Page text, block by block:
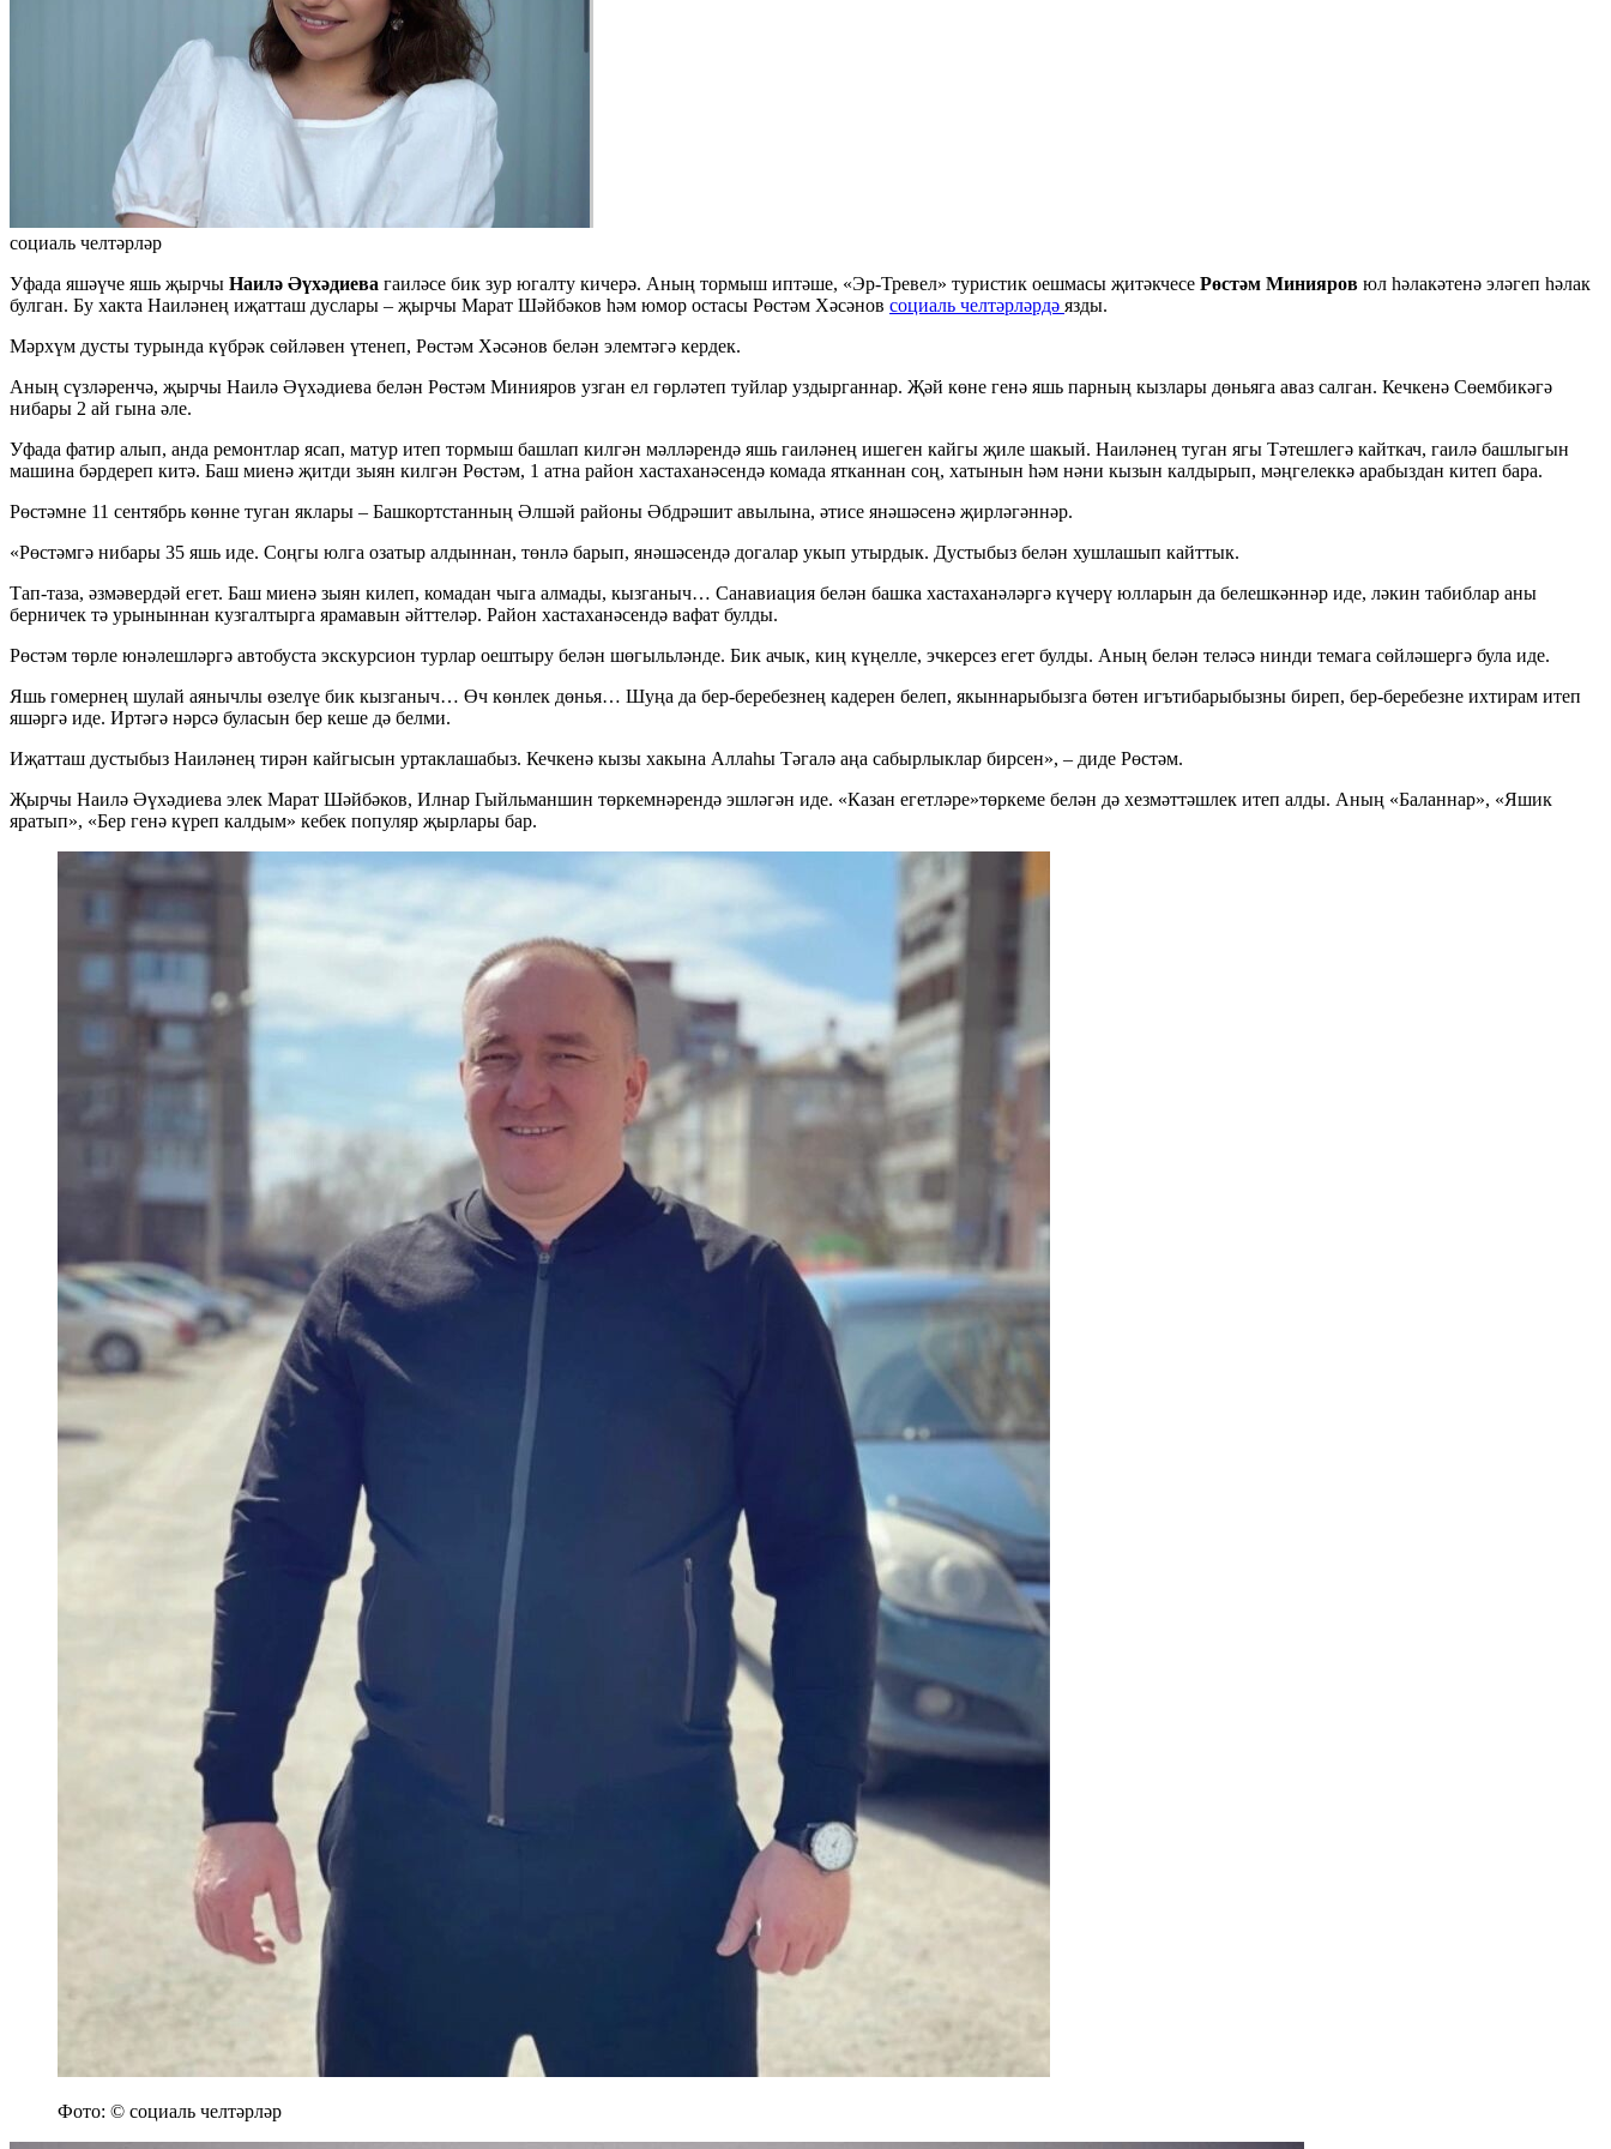
социаль челтәрләр
Уфада яшәүче яшь җырчы Наилә Әүхәдиева гаиләсе бик зур югалту кичерә. Аның тормыш иптәше, «Эр-Тревел» туристик оешмасы җитәкчесе Рөстәм Минияров юл һәлакәтенә эләгеп һәлак
булган. Бу хакта Наиләнең иҗатташ дуслары – җырчы Марат Шәйбәков һәм юмор остасы Рөстәм Хәсәнов социаль челтәрләрдә язды.
Мәрхүм дусты турында күбрәк сөйләвен үтенеп, Рөстәм Хәсәнов белән элемтәгә кердек.
Аның сүзләренчә, җырчы Наилә Әүхәдиева белән Рөстәм Минияров узган ел гөрләтеп туйлар уздырганнар. Җәй көне генә яшь парның кызлары дөньяга аваз салган. Кечкенә Сөембикәгә
нибары 2 ай гына әле.
Уфада фатир алып, анда ремонтлар ясап, матур итеп тормыш башлап килгән мәлләрендә яшь гаиләнең ишеген кайгы җиле шакый. Наиләнең туган ягы Тәтешлегә кайткач, гаилә башлыгын
машина бәрдереп китә. Баш миенә җитди зыян килгән Рөстәм, 1 атна район хастаханәсендә комада ятканнан соң, хатынын һәм нәни кызын калдырып, мәңгелеккә арабыздан китеп бара.
Рөстәмне 11 сентябрь көнне туган яклары – Башкортстанның Әлшәй районы Әбдрәшит авылына, әтисе янәшәсенә җирләгәннәр.
«Рөстәмгә нибары 35 яшь иде. Соңгы юлга озатыр алдыннан, төнлә барып, янәшәсендә догалар укып утырдык. Дустыбыз белән хушлашып кайттык.
Тап-таза, әзмәвердәй егет. Баш миенә зыян килеп, комадан чыга алмады, кызганыч… Санавиация белән башка хастаханәләргә күчерү юлларын да белешкәннәр иде, ләкин табиблар аны
берничек тә урыныннан кузгалтырга ярамавын әйттеләр. Район хастаханәсендә вафат булды.
Рөстәм төрле юнәлешләргә автобуста экскурсион турлар оештыру белән шөгыльләнде. Бик ачык, киң күңелле, эчкерсез егет булды. Аның белән теләсә нинди темага сөйләшергә була иде.
Яшь гомернең шулай аянычлы өзелүе бик кызганыч… Өч көнлек дөнья… Шуңа да бер-беребезнең кадерен белеп, якыннарыбызга бөтен игътибарыбызны биреп, бер-беребезне ихтирам итеп
яшәргә иде. Иртәгә нәрсә буласын бер кеше дә белми.
Иҗатташ дустыбыз Наиләнең тирән кайгысын уртаклашабыз. Кечкенә кызы хакына Аллаһы Тәгалә аңа сабырлыклар бирсен», – диде Рөстәм.
Җырчы Наилә Әүхәдиева элек Марат Шәйбәков, Илнар Гыйльманшин төркемнәрендә эшләгән иде. «Казан егетләре»төркеме белән дә хезмәттәшлек итеп алды. Аның «Баланнар», «Яшик
яратып», «Бер генә күреп калдым» кебек популяр җырлары бар.
Фото: © социаль челтәрләр